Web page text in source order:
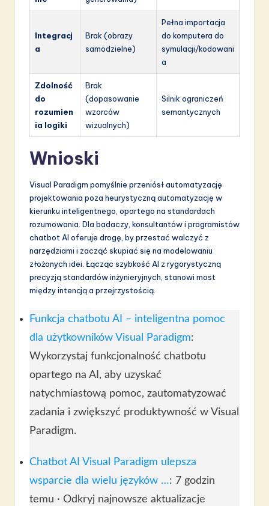
Integracj
a
Brak (obrazy
samodzielne)
Pełna importacja
do komputera do
symulacji/kodowani
a
Zdolność
do
rozumien
ia logiki
Brak
(dopasowanie
wzorców
wizualnych)
Silnik ograniczeń
semantycznych
Wnioski
Visual Paradigm pomyślnie przeniósł automatyzację
projektowania poza heurystyczną automatyzację w
kierunku inteligentnego, opartego na standardach
rozumowania. Dla badaczy, konsultantów i programistów
chatbot AI oferuje drogę, by przestać walczyć z
narzędziami i zacząć skupiać się na modelowaniu
złożonych idei. Łącząc szybkość AI z rygorystyczną
precyzją standardów inżynieryjnych, stanowi most
między intencją a przejrzystością.
Funkcja chatbotu AI – inteligentna pomoc
dla użytkowników Visual Paradigm:
Wykorzystaj funkcjonalność chatbotu
opartego na AI, aby uzyskać
natychmiastową pomoc, zautomatyzować
zadania i zwiększyć produktywność w Visual
Paradigm.
Chatbot AI Visual Paradigm ulepsza
wsparcie dla wielu języków …: 7 godzin
temu · Odkryj najnowsze aktualizacje